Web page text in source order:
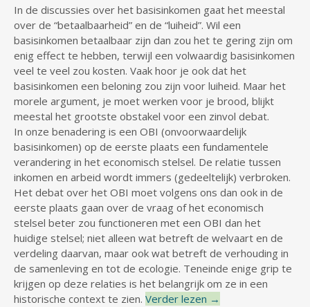
In de discussies over het basisinkomen gaat het meestal
over de “betaalbaarheid” en de “luiheid”. Wil een
basisinkomen betaalbaar zijn dan zou het te gering zijn om
enig effect te hebben, terwijl een volwaardig basisinkomen
veel te veel zou kosten. Vaak hoor je ook dat het
basisinkomen een beloning zou zijn voor luiheid. Maar het
morele argument, je moet werken voor je brood, blijkt
meestal het grootste obstakel voor een zinvol debat.
In onze benadering is een OBI (onvoorwaardelijk
basisinkomen) op de eerste plaats een fundamentele
verandering in het economisch stelsel. De relatie tussen
inkomen en arbeid wordt immers (gedeeltelijk) verbroken.
Het debat over het OBI moet volgens ons dan ook in de
eerste plaats gaan over de vraag of het economisch
stelsel beter zou functioneren met een OBI dan het
huidige stelsel; niet alleen wat betreft de welvaart en de
verdeling daarvan, maar ook wat betreft de verhouding in
de samenleving en tot de ecologie. Teneinde enige grip te
krijgen op deze relaties is het belangrijk om ze in een
historische context te zien. Verder lezen →